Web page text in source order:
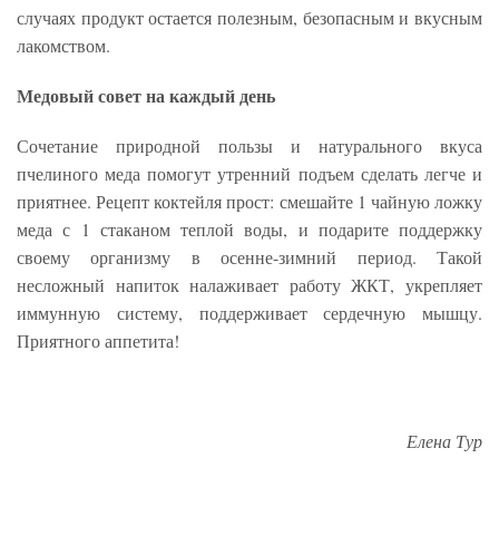
случаях продукт остается полезным, безопасным и вкусным
лакомством.
Медовый совет на каждый день
Сочетание природной пользы и натурального вкуса
пчелиного меда помогут утренний подъем сделать легче и
приятнее. Рецепт коктейля прост: смешайте 1 чайную ложку
меда с 1 стаканом теплой воды, и подарите поддержку
своему организму в осенне-зимний период. Такой
несложный напиток налаживает работу ЖКТ, укрепляет
иммунную систему, поддерживает сердечную мышцу.
Приятного аппетита!
Елена Тур